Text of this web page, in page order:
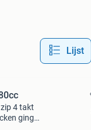
Lijst
compleet 50/80cc
4 takt
ging